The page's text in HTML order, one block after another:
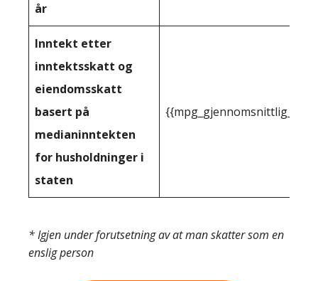
år
Inntekt etter
inntektsskatt og
eiendomsskatt
basert på
medianinntekten
for husholdninger i
staten
* Igjen under forutsetning av at man skatter som en
enslig person